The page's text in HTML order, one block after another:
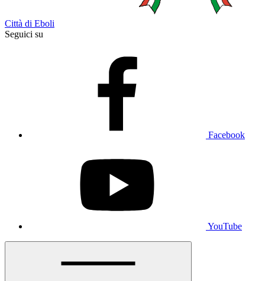
Città di Eboli
Seguici su
Facebook
YouTube